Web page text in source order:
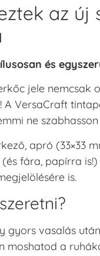
az új
és
jele nemcsak
A VersaCraft
ne
apró (33×33
fára, papírra
is.
gyors vasalás
moshatod a